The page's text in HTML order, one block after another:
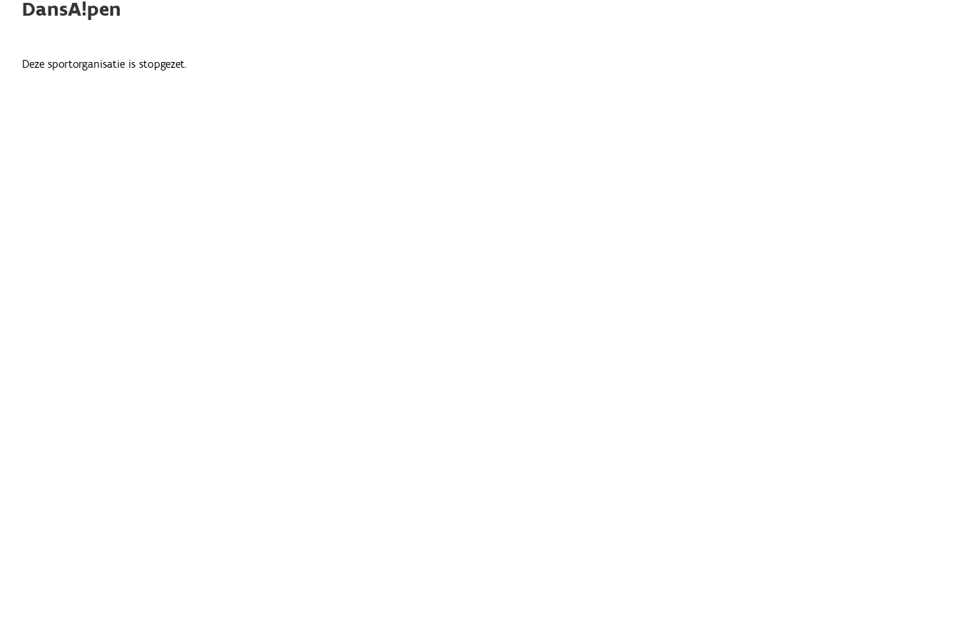
DansA!pen
Deze sportorganisatie is stopgezet.